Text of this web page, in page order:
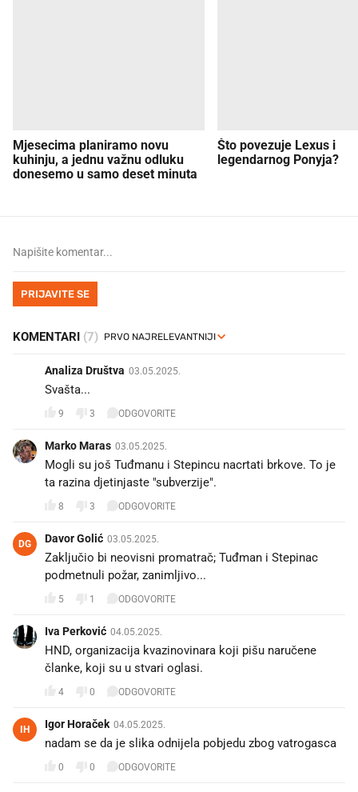
Mjesecima planiramo novu
kuhinju, a jednu važnu odluku
donesemo u samo deset minuta
Što povezuje Lexus i
legendarnog Ponyja?
PRIJAVITE SE
KOMENTARI (7)
Analiza Društva 03.05.2025.
Svašta...
9 3 ODGOVORITE
Marko Maras 03.05.2025.
Mogli su još Tuđmanu i Stepincu nacrtati brkove. To je
ta razina djetinjaste "subverzije".
8 3 ODGOVORITE
DG Davor Golić 03.05.2025.
Zaključio bi neovisni promatrač; Tuđman i Stepinac
podmetnuli požar, zanimljivo...
5 1 ODGOVORITE
Iva Perković 04.05.2025.
HND, organizacija kvazinovinara koji pišu naručene
članke, koji su u stvari oglasi.
4 0 ODGOVORITE
IH Igor Horaček 04.05.2025.
nadam se da je slika odnijela pobjedu zbog vatrogasca
0 0 ODGOVORITE